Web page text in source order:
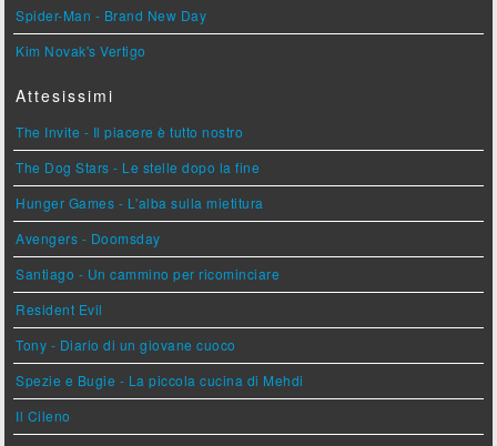
Spider-Man - Brand New Day
Kim Novak's Vertigo
Attesissimi
The Invite - Il piacere è tutto nostro
The Dog Stars - Le stelle dopo la fine
Hunger Games - L'alba sulla mietitura
Avengers - Doomsday
Santiago - Un cammino per ricominciare
Resident Evil
Tony - Diario di un giovane cuoco
Spezie e Bugie - La piccola cucina di Mehdi
Il Cileno